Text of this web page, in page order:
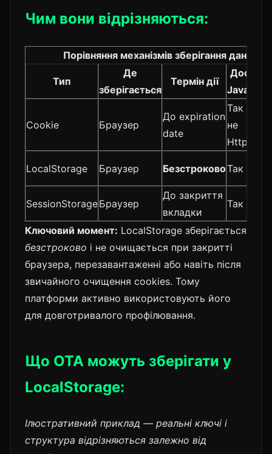
Чим вони відрізняються:
Порівняння механізмів зберігання даних у
Тип
Де
зберігається
Термін дії
Доступ
Cookie Браузер
До expiration
date
Так
не
HttpOnly)
LocalStorage Браузер БезстроковоТак
SessionStorageБраузер
До закриття
вкладки
Так
Ключовий момент: LocalStorage зберігається
безстроково і не очищається при закритті
браузера, перезавантаженні або навіть після
звичайного очищення cookies. Тому
платформи активно використовують його
для довготривалого профілювання.
Що OTA можуть зберігати у
LocalStorage:
Ілюстративний приклад — реальні ключі і
структура відрізняються залежно від